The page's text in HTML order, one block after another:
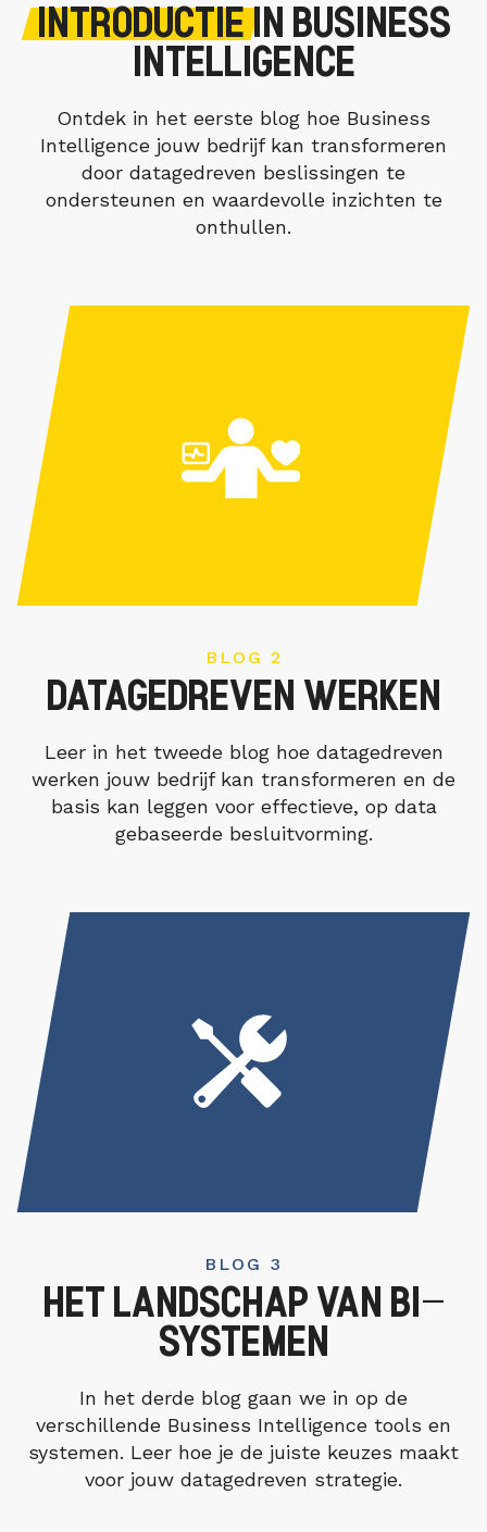
INTRODUCTIEIN BUSINESS
INTELLIGENCE
Ontdek in het eerste blog hoe Business
Intelligence jouw bedrijf kan transformeren
door datagedreven beslissingen te
ondersteunen en waardevolle inzichten te
onthullen.
BLOG 2
DATAGEDREVEN WERKEN
Leer in het tweede blog hoe datagedreven
werken jouw bedrijf kan transformeren en de
basis kan leggen voor effectieve, op data
gebaseerde besluitvorming.
BLOG 3
HET LANDSCHAP VAN BI-
SYSTEMEN
In het derde blog gaan we in op de
verschillende Business Intelligence tools en
systemen. Leer hoe je de juiste keuzes maakt
voor jouw datagedreven strategie.